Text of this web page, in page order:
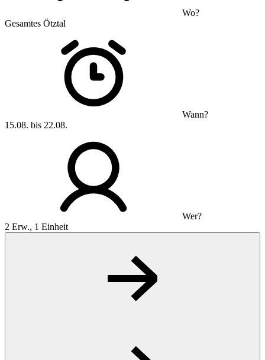
Wo?
Gesamtes Ötztal
Wann?
15.08. bis 22.08.
Wer?
2 Erw., 1 Einheit